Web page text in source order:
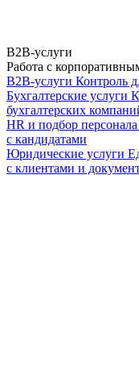
B2B-услуги
Работа с
B2B-услуги Контроль
Бухгалтерские услуги
бухгалтерских
HR и подбор персонала
с кандидатами
Юридические услуги
с клиентами и